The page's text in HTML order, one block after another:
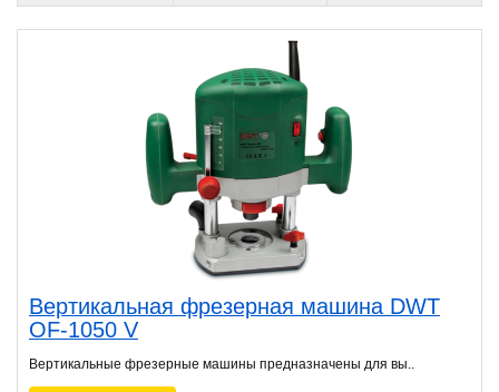
Вертикальная фрезерная машина DWT
OF-1050 V
Вертикальные фрезерные машины предназначены для вы..